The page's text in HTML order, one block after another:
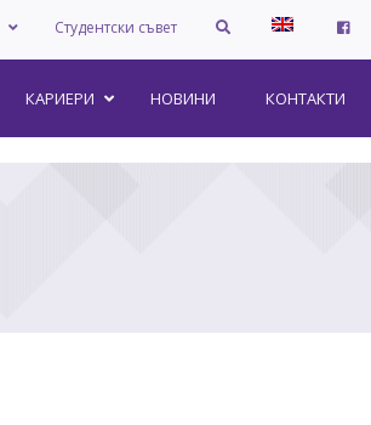
Студентски съвет
КОНТАКТИ
НОВИНИ
КАРИЕРИ